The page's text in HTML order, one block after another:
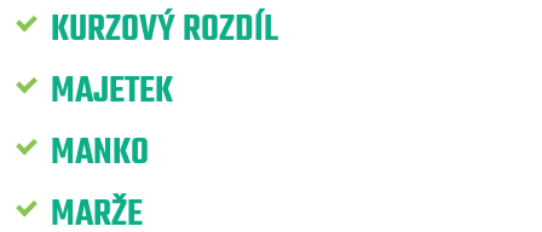
KURZOVÝ ROZDÍL
MAJETEK
MANKO
MARŽE